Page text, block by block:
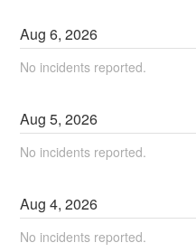
Aug6,2026
No incidents reported.
Aug5,2026
No incidents reported.
Aug4,2026
No incidents reported.